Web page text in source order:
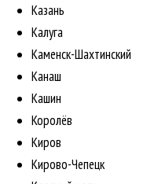
Казань
Калуга
Каменск-Шахтинский
Канаш
Кашин
Королёв
Киров
Кирово-Чепецк